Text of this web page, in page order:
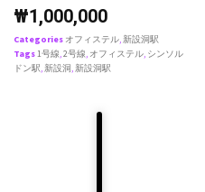
₩1,000,000
Categories オフィステル,新設洞駅
Tags1号線,2号線, オフィステル, シンソル
ドン駅,新設洞 ,新設洞駅